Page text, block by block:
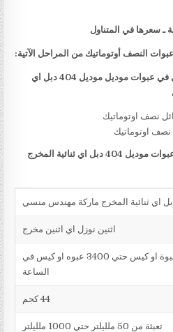
ـ سعرها في المتناول
النصف أوتوماتيك من المراحل الآتية:
المرحلة الأولى: ماكينة تعبئة سوائل في عبوات موديل موديل 404 دبل اي
نصف اوتوماتيك
مواصفات ماكينة تعبئة سوائل في عبوات موديل 404 دبل اي ثنائية المخرج
اثنين نوزل اي اثنين مخرج
من 1600 عبوة او كيس حتي 3400 عبوه او كيس في
الساعة
44 كجم
تعبئة من 50 ملليلتر حتي 1000 ملليلتر